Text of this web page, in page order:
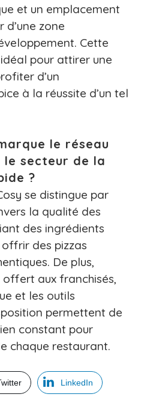
et un emplacement
zone
Cette
pour attirer une
d’un
à la réussite d’un tel
le réseau
le secteur de la
?
se distingue par
la qualité des
des ingrédients
des pizzas
De plus,
aux franchisés,
et les outils
permettent de
constant pour
chaque restaurant.
LinkedIn